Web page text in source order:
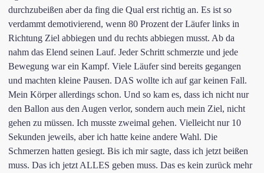
durchzubeißen aber da fing die Qual erst richtig an. Es ist so
verdammt demotivierend, wenn 80 Prozent der Läufer links in
Richtung Ziel abbiegen und du rechts abbiegen musst. Ab da
nahm das Elend seinen Lauf. Jeder Schritt schmerzte und jede
Bewegung war ein Kampf. Viele Läufer sind bereits gegangen
und machten kleine Pausen. DAS wollte ich auf gar keinen Fall.
Mein Körper allerdings schon. Und so kam es, dass ich nicht nur
den Ballon aus den Augen verlor, sondern auch mein Ziel, nicht
gehen zu müssen. Ich musste zweimal gehen. Vielleicht nur 10
Sekunden jeweils, aber ich hatte keine andere Wahl. Die
Schmerzen hatten gesiegt. Bis ich mir sagte, dass ich jetzt beißen
muss. Das ich jetzt ALLES geben muss. Das es kein zurück mehr